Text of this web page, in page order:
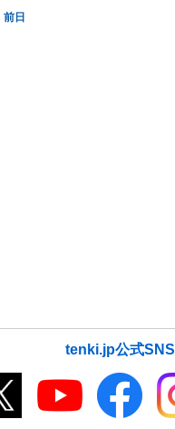
前日
tenki.jp公式SNS